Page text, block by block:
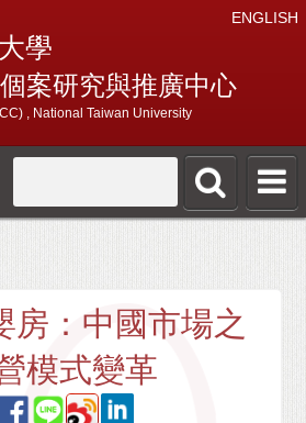
ENGLISH
學
案研究與推廣中心
, National Taiwan University
房：中國市場之
模式變革